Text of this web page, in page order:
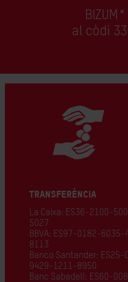
al còdi
TRANSFERÈNCIA
La Caixa: ES36-2100-
5027
BBVA: ES97-0182-
8113
Banco Santander:
9429-1211-8950
Banc Sabadell: ES60-